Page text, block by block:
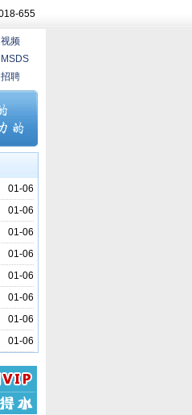
655
视频
MSDS
招聘
01-06
01-06
01-06
01-06
01-06
01-06
01-06
01-06